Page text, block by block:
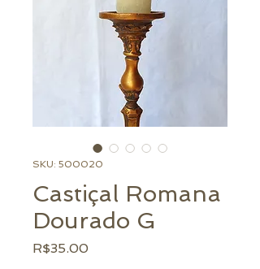
SKU: 500020
Castiçal Romana
Dourado G
R$35.00